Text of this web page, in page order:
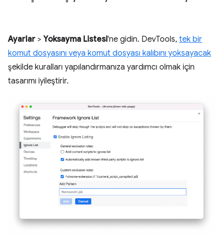
Ayarlar > Yoksayma Listesi'ne gidin. DevTools, tek bir
komut dosyasını veya komut dosyası kalıbını yoksayacak
şekilde kuralları yapılandırmanıza yardımcı olmak için
tasarımı iyileştirir.